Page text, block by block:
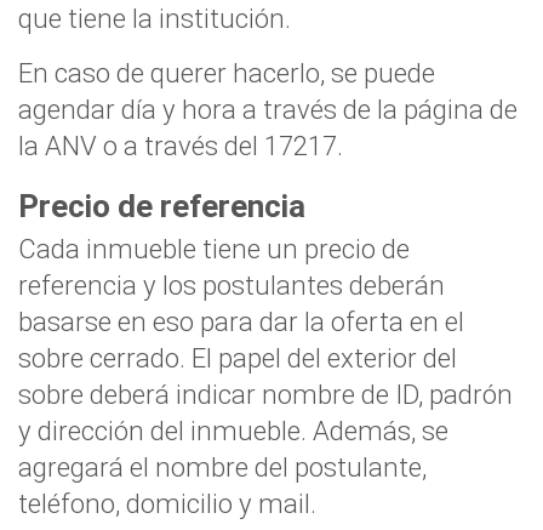
que tiene la institución.
En caso de querer hacerlo, se puede
agendar día y hora a través de la página de
la ANV o a través del 17217.
Precio de referencia
Cada inmueble tiene un precio de
referencia y los postulantes deberán
basarse en eso para dar la oferta en el
sobre cerrado. El papel del exterior del
sobre deberá indicar nombre de ID, padrón
y dirección del inmueble. Además, se
agregará el nombre del postulante,
teléfono, domicilio y mail.